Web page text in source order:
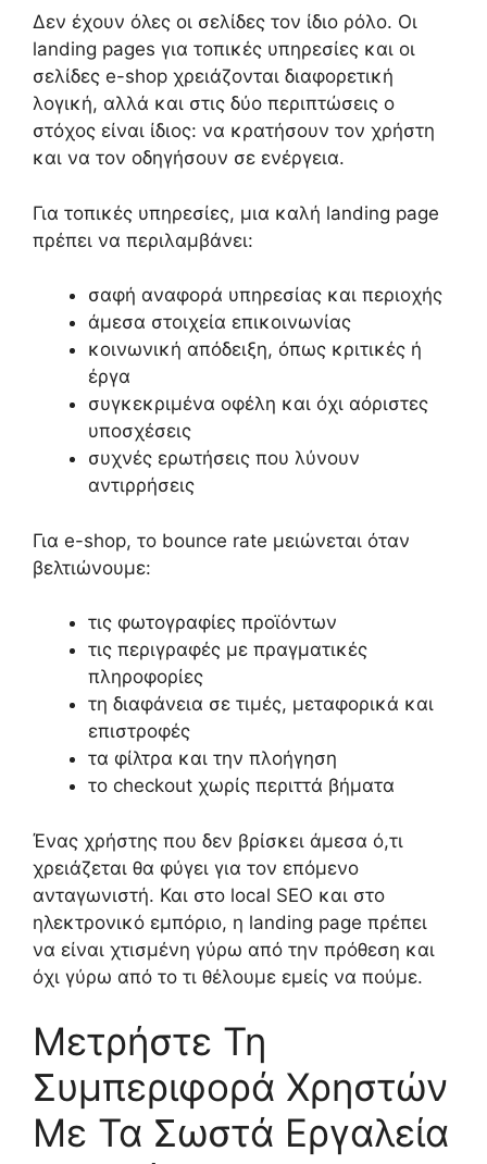
Δεν έχουν όλες οι σελίδες τον ίδιο ρόλο. Οι
landing pages για τοπικές υπηρεσίες και οι
σελίδες e-shop χρειάζονται διαφορετική
λογική, αλλά και στις δύο περιπτώσεις ο
στόχος είναι ίδιος: να κρατήσουν τον χρήστη
και να τον οδηγήσουν σε ενέργεια.
Για τοπικές υπηρεσίες, μια καλή landing page
πρέπει να περιλαμβάνει:
σαφή αναφορά υπηρεσίας και περιοχής
άμεσα στοιχεία επικοινωνίας
κοινωνική απόδειξη, όπως κριτικές ή
έργα
συγκεκριμένα οφέλη και όχι αόριστες
υποσχέσεις
συχνές ερωτήσεις που λύνουν
αντιρρήσεις
Για e-shop, το bounce rate μειώνεται όταν
βελτιώνουμε:
τις φωτογραφίες προϊόντων
τις περιγραφές με πραγματικές
πληροφορίες
τη διαφάνεια σε τιμές, μεταφορικά και
επιστροφές
τα φίλτρα και την πλοήγηση
το checkout χωρίς περιττά βήματα
Ένας χρήστης που δεν βρίσκει άμεσα ό,τι
χρειάζεται θα φύγει για τον επόμενο
ανταγωνιστή. Και στο local SEO και στο
ηλεκτρονικό εμπόριο, η landing page πρέπει
να είναι χτισμένη γύρω από την πρόθεση και
όχι γύρω από το τι θέλουμε εμείς να πούμε.
Μετρήστε Τη
Συμπεριφορά Χρηστών
Με Τα Σωστά Εργαλεία